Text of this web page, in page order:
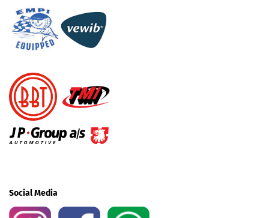
Social Media